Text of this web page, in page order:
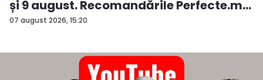
07 august 2026, 15:20
și 9 august. Recomandările Perfecte.m...